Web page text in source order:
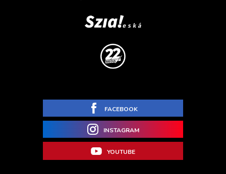
FACEBOOK
INSTAGRAM
YOUTUBE